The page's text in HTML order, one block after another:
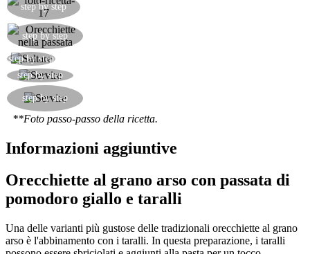
step by step
step by step
step by step
step by step
step by step
**Foto passo-passo della ricetta.
Informazioni aggiuntive
Orecchiette al grano arso con passata di
pomodoro giallo e taralli
Una delle varianti più gustose delle tradizionali orecchiette al grano
arso è l'abbinamento con i taralli. In questa preparazione, i taralli